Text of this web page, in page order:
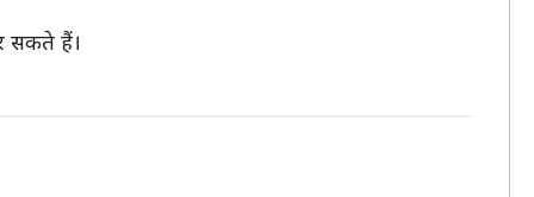
सकते हैं।